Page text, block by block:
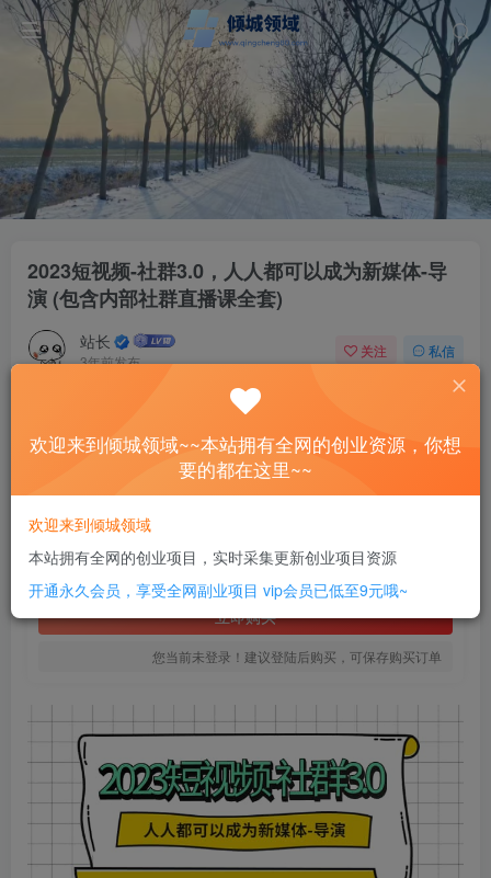
2023短视频-社群3.0，人人都可以成为新媒体-导
演 (包含内部社群直播课全套)
站长
3年前发布
关注 私信
2023短视频-社群3.0，人人都可以成为新媒体-导演 (包含内部社群直播课全套)
此内容为付费资源，请付费后查看
SVIP全站会员 免费
立即购买
您当前未登录！建议登陆后购买，可保存购买订单
欢迎来到倾城领域~~本站拥有全网的创业资源，你想
要的都在这里~~
欢迎来到倾城领域
本站拥有全网的创业项目，实时采集更新创业项目资源
开通永久会员，享受全网副业项目 vip会员已低至9元哦~